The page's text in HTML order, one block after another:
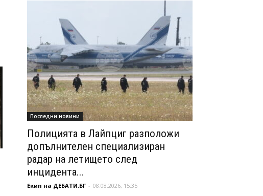
Последни новини
Полицията в Лайпциг разположи
допълнителен специализиран
радар на летището след
инцидента...
Екип на ДЕБАТИ.БГ - 08.08.2026, 15:35